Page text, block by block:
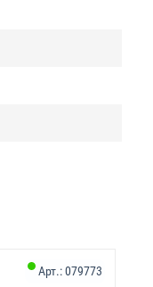
Арт.:079773